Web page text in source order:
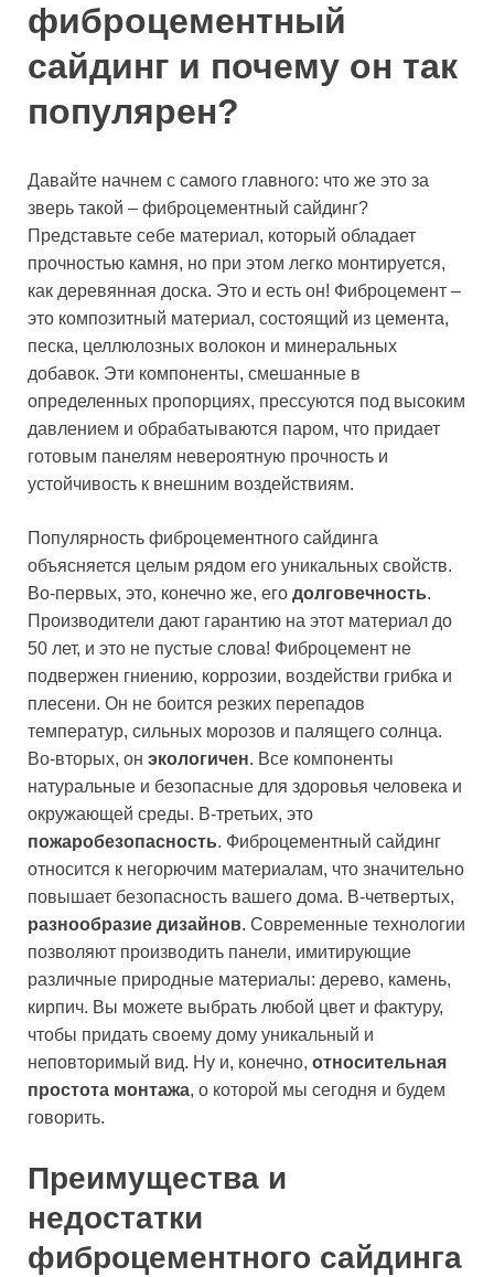
фиброцементный
сайдинг и почему он так
популярен?
Давайте начнем с самого главного: что же это за
зверь такой – фиброцементный сайдинг?
Представьте себе материал, который обладает
прочностью камня, но при этом легко монтируется,
как деревянная доска. Это и есть он! Фиброцемент –
это композитный материал, состоящий из цемента,
песка, целлюлозных волокон и минеральных
добавок. Эти компоненты, смешанные в
определенных пропорциях, прессуются под высоким
давлением и обрабатываются паром, что придает
готовым панелям невероятную прочность и
устойчивость к внешним воздействиям.
Популярность фиброцементного сайдинга
объясняется целым рядом его уникальных свойств.
Во-первых, это, конечно же, его долговечность.
Производители дают гарантию на этот материал до
50 лет, и это не пустые слова! Фиброцемент не
подвержен гниению, коррозии, воздействи грибка и
плесени. Он не боится резких перепадов
температур, сильных морозов и палящего солнца.
Во-вторых, он экологичен. Все компоненты
натуральные и безопасные для здоровья человека и
окружающей среды. В-третьих, это
пожаробезопасность. Фиброцементный сайдинг
относится к негорючим материалам, что значительно
повышает безопасность вашего дома. В-четвертых,
разнообразие дизайнов. Современные технологии
позволяют производить панели, имитирующие
различные природные материалы: дерево, камень,
кирпич. Вы можете выбрать любой цвет и фактуру,
чтобы придать своему дому уникальный и
неповторимый вид. Ну и, конечно, относительная
простота монтажа, о которой мы сегодня и будем
говорить.
Преимущества и
недостатки
фиброцементного сайдинга